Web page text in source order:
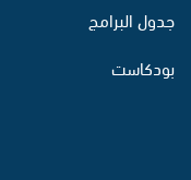
جدول البرامج
بودكاست